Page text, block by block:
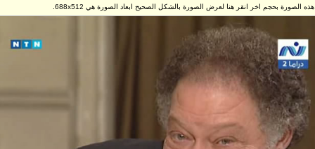
هذه الصورة بحجم اخر انقر هنا لعرض الصورة بالشكل الصحيح ابعاد الصورة هي 688x512.